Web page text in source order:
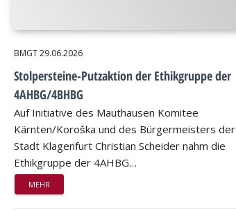
BMGT29.06.2026
Stolpersteine-Putzaktion der Ethikgruppe der
4AHBG/4BHBG
Auf Initiative des Mauthausen Komitee
Kärnten/Koroška und des Bürgermeisters der
Stadt Klagenfurt Christian Scheider nahm die
Ethikgruppe der 4AHBG…
MEHR